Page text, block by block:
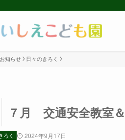
お知らせ 日々のきろく
７月 交通安全教室
ろく 2024年9月17日